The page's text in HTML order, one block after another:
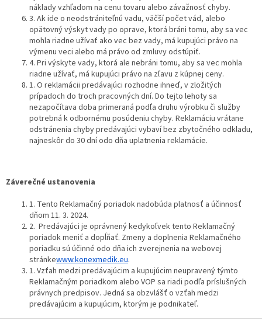
náklady vzhľadom na cenu tovaru alebo závažnosť chyby.
3. Ak ide o neodstrániteľnú vadu, väčší počet vád, alebo
opätovný výskyt vady po oprave, ktorá bráni tomu, aby sa vec
mohla riadne užívať ako vec bez vady, má kupujúci právo na
výmenu veci alebo má právo od zmluvy odstúpiť.
4. Pri výskyte vady, ktorá ale nebráni tomu, aby sa vec mohla
riadne užívať, má kupujúci právo na zľavu z kúpnej ceny.
1. O reklamácii predávajúci rozhodne ihneď, v zložitých
prípadoch do troch pracovných dní. Do tejto lehoty sa
nezapočítava doba primeraná podľa druhu výrobku či služby
potrebná k odbornému posúdeniu chyby. Reklamáciu vrátane
odstránenia chyby predávajúci vybaví bez zbytočného odkladu,
najneskôr do 30 dní odo dňa uplatnenia reklamácie.
Záverečné ustanovenia
1. Tento Reklamačný poriadok nadobúda platnosť a účinnosť
dňom 11. 3. 2024.
2. Predávajúci je oprávnený kedykoľvek tento Reklamačný
poriadok meniť a dopĺňať. Zmeny a doplnenia Reklamačného
poriadku sú účinné odo dňa ich zverejnenia na webovej
stránkewww.konexmedik.eu.
1. Vzťah medzi predávajúcim a kupujúcim neupravený týmto
Reklamačným poriadkom alebo VOP sa riadi podľa príslušných
právnych predpisov. Jedná sa obzvlášť o vzťah medzi
predávajúcim a kupujúcim, ktorým je podnikateľ.